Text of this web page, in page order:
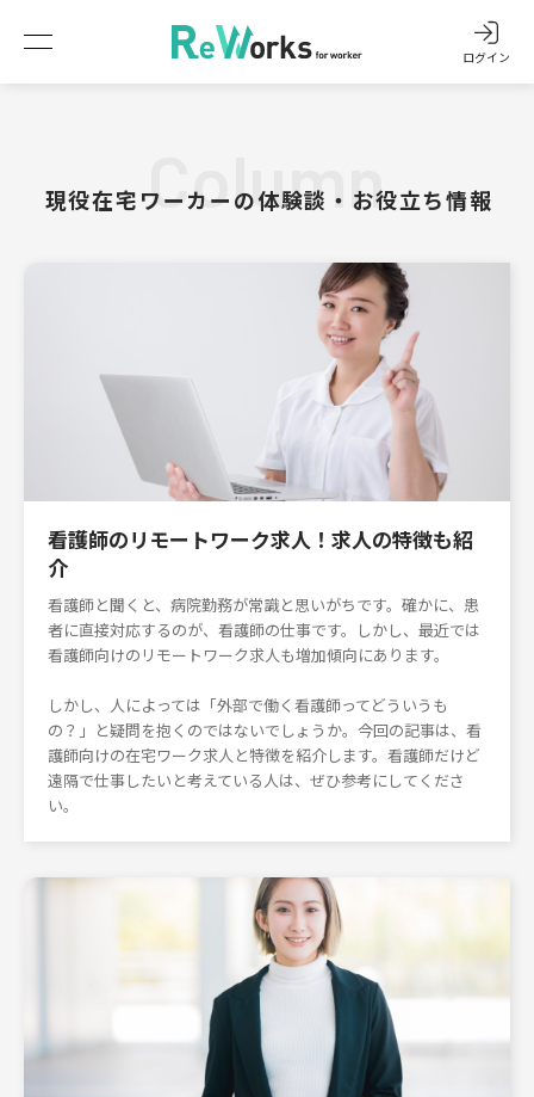
ログイン
現役在宅ワーカーの体験談・お役立ち情報
Column
看護師のリモートワーク求人！求人の特徴も紹
介
看護師と聞くと、病院勤務が常識と思いがちです。確かに、患
者に直接対応するのが、看護師の仕事です。しかし、最近では
看護師向けのリモートワーク求人も増加傾向にあります。
しかし、人によっては「外部で働く看護師ってどういうも
の？」と疑問を抱くのではないでしょうか。今回の記事は、看
護師向けの在宅ワーク求人と特徴を紹介します。看護師だけど
遠隔で仕事したいと考えている人は、ぜひ参考にしてくださ
い。